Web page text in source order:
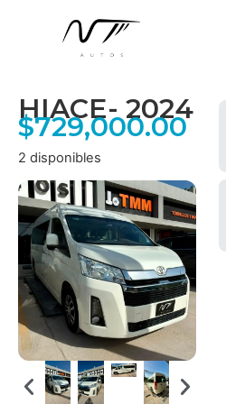
HIACE- 2024
$729,000.00
2 disponibles